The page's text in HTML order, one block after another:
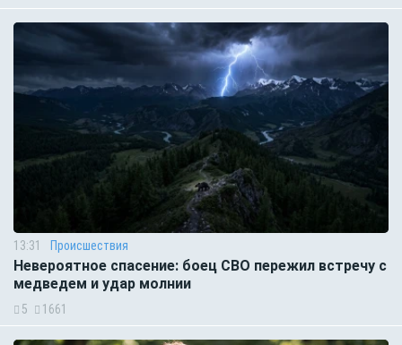
13:31 Происшествия
Невероятное спасение: боец СВО пережил встречу с
медведем и удар молнии
5 1661